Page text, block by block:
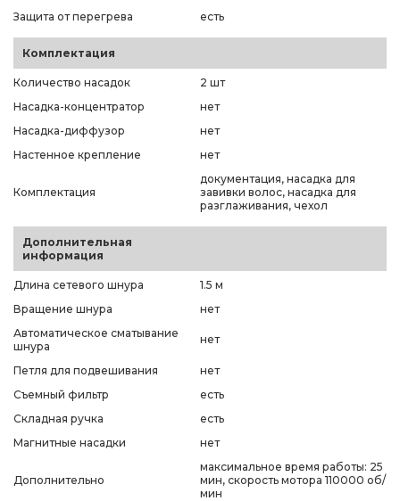
Защита от перегрева
есть
Комплектация
Количество насадок
2 шт
Насадка-концентратор
нет
Насадка-диффузор
нет
Настенное крепление
нет
Комплектация
документация, насадка для
завивки волос, насадка для
разглаживания, чехол
Дополнительная
информация
Длина сетевого шнура
1.5 м
Вращение шнура
нет
Автоматическое сматывание
шнура
нет
Петля для подвешивания
нет
Съемный фильтр
есть
Складная ручка
есть
Магнитные насадки
нет
Дополнительно
максимальное время работы: 25
мин, скорость мотора 110000 об/
мин